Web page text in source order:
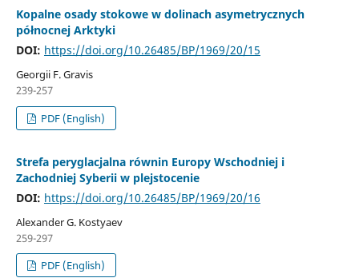
Kopalne osady stokowe w dolinach asymetrycznych
północnej Arktyki
DOI: https://doi.org/10.26485/BP/1969/20/15
Georgii F. Gravis
239-257
PDF (English)
Strefa peryglacjalna równin Europy Wschodniej i
Zachodniej Syberii w plejstocenie
DOI: https://doi.org/10.26485/BP/1969/20/16
Alexander G. Kostyaev
259-297
PDF (English)